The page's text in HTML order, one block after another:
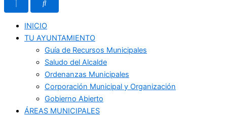
INICIO
TU AYUNTAMIENTO
Guía de Recursos Municipales
Saludo del Alcalde
Ordenanzas Municipales
Corporación Municipal y Organización
Gobierno Abierto
ÁREAS MUNICIPALES